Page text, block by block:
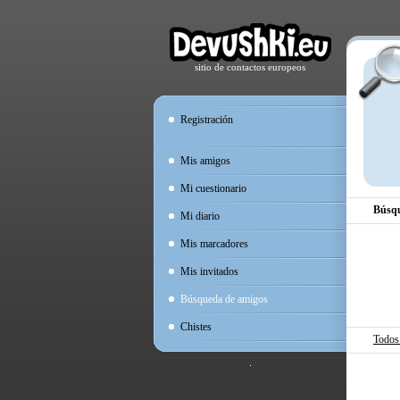
sitio de contactos europeos
Registración
Mis amigos
Mi cuestionario
Mi diario
Mis marcadores
Mis invitados
Búsqueda de amigos
Chistes